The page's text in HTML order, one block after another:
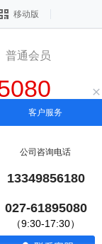
移动版
普通会员
星期五
客户服务
公司咨询电话
13349856180
027-61895080
（9:30-17:30）